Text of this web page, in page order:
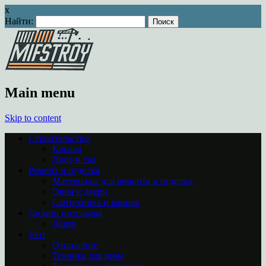
x
Найти:
Main menu
Skip to content
Строительство
Крыша
Двор и сад
Ремонт и отделка
Материалы для ремонта и отделки
Окна и двери
Сантехника и ванная
Дизайн интерьера
Декор
Уют
Отопление
Техника для дома